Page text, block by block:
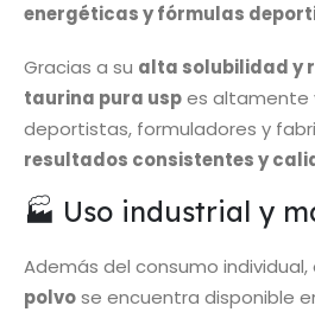
energéticas y fórmulas
Gracias a su alta solubilidad y
taurina pura uspes altamente
deportistas, formuladores y
resultados consistentes y
🏭 Uso industrial y
Además del consumo individual,
polvose encuentra disponible